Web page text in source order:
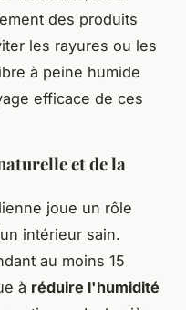
des produits
les rayures ou les
à peine humide
efficace de ces
et de la
joue un rôle
intérieur sain.
au moins 15
à réduire l'humidité